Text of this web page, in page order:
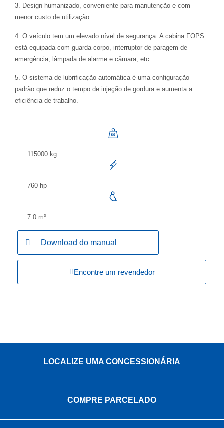
3. Design humanizado, conveniente para manutenção e com
menor custo de utilização.
4. O veículo tem um elevado nível de segurança: A cabina FOPS
está equipada com guarda-corpo, interruptor de paragem de
emergência, lâmpada de alarme e câmara, etc.
5. O sistema de lubrificação automática é uma configuração
padrão que reduz o tempo de injeção de gordura e aumenta a
eficiência de trabalho.
115000 kg
760 hp
7.0 m³
Download do manual
Encontre um revendedor
LOCALIZE UMA CONCESSIONÁRIA
COMPRE PARCELADO